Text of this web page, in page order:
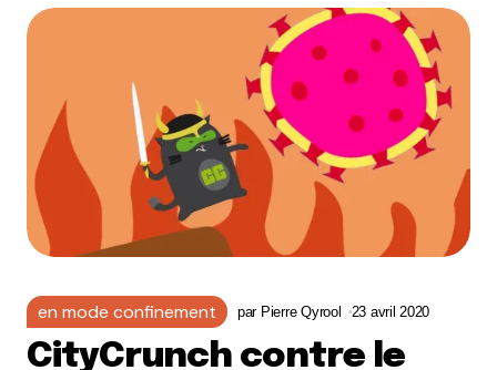
en mode confinement par Pierre Qyrool 23 avril 2020
CityCrunch contre le